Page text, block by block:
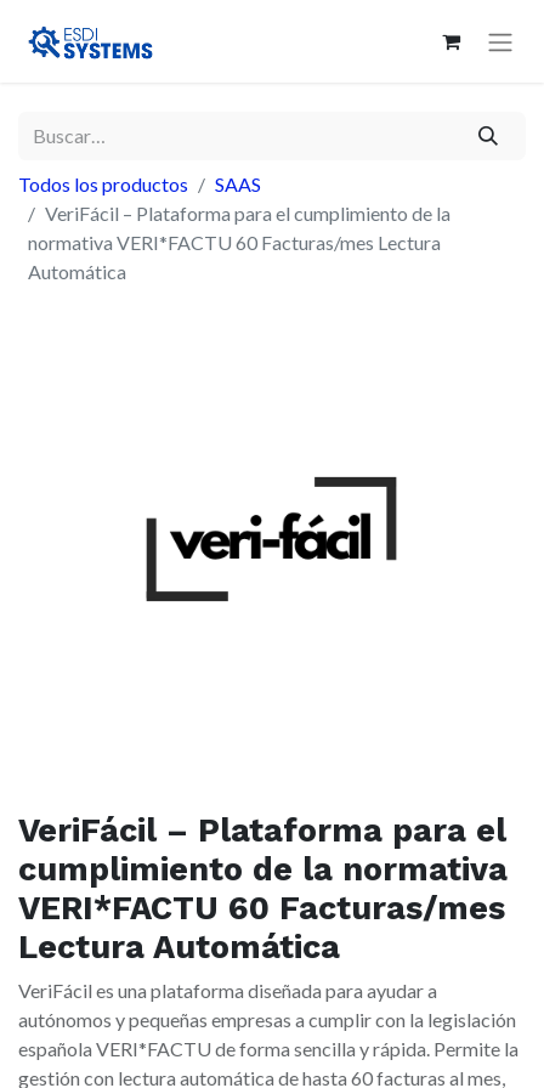
Todos los productos
SAAS
VeriFácil – Plataforma para el cumplimiento de la
normativa VERI*FACTU 60 Facturas/mes Lectura
Automática
VeriFácil – Plataforma para el
cumplimiento de la normativa
VERI*FACTU 60 Facturas/mes
Lectura Automática
VeriFácil es una plataforma diseñada para ayudar a
autónomos y pequeñas empresas a cumplir con la legislación
española VERI*FACTU de forma sencilla y rápida. Permite la
gestión con lectura automática de hasta 60 facturas al mes,